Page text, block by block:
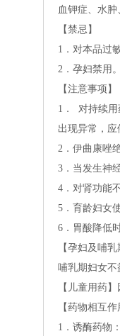
血钾症、水肿
【禁忌】
1．对本品过
2．孕妇禁用
【注意事项】
1．对持续用
出现异常，应
2．伊曲康唑
3．当发生神
4．对肾功能
5．育龄妇女
6．胃酸降低
【孕妇及哺
哺乳期妇女不
【儿童用药
【药物相互作
1．诱酶药物